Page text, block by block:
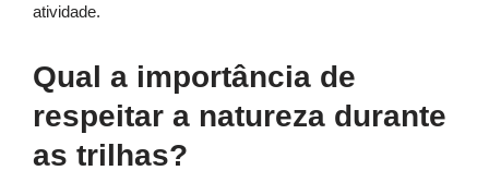
atividade.
Qual a importância de
respeitar a natureza durante
as trilhas?